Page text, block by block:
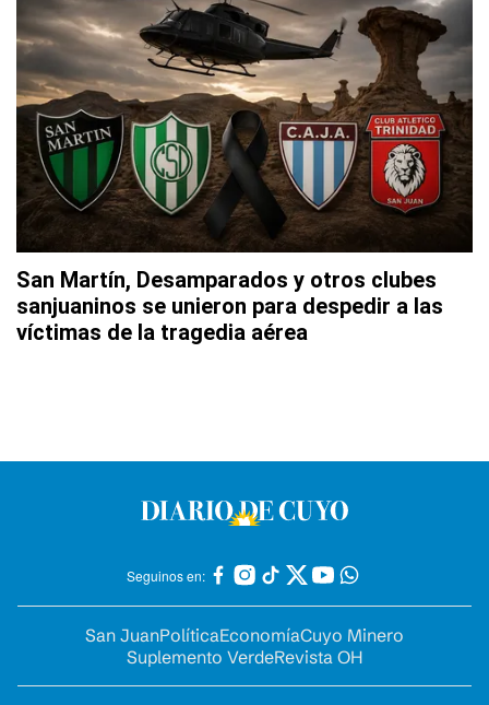
San Martín, Desamparados y otros clubes
sanjuaninos se unieron para despedir a las
víctimas de la tragedia aérea
Seguinos en:
San JuanPolíticaEconomíaCuyo Minero
Suplemento VerdeRevista OH